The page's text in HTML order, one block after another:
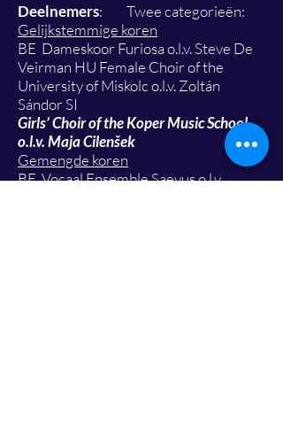
Deelnemers: Twee categorieën:
Gelijkstemmige koren
BE Dameskoor Furiosa o.l.v. Steve De
Veirman HU Female Choir of the
University of Miskolc o.l.v. Zoltán
Sándor SI
Girls’ Choir of the Koper Music School
o.l.v. Maja Cilenšek
Gemengde koren
BE Vocaal Ensemble Saevus o.l.v.